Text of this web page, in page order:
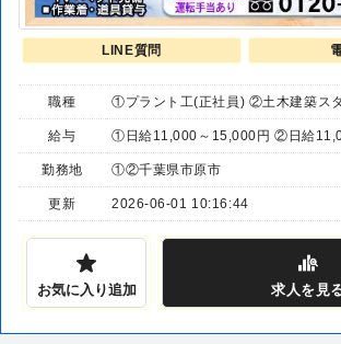
LINE質問
職種 ①プラント工(正社員) ②土木建築ス
給与 ①日給11,000～15,000円 ②日給
勤務地 ①②千葉県市原市
更新 2026-06-01 10:16:44
お気に入り追加 求人を見